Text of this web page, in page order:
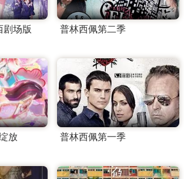
剧场版 普林西佩第二季
放 普林西佩第一季